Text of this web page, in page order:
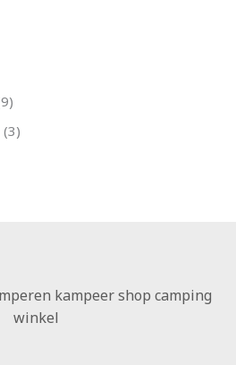
9
3
kampeer shop camping
winkel